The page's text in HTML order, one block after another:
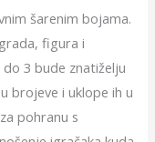
šarenim bojama.
figura i
3 bude znatiželju
brojeve i uklope ih u
pohranu s